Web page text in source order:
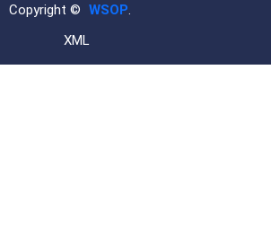
Copyright © WSOP.
XML